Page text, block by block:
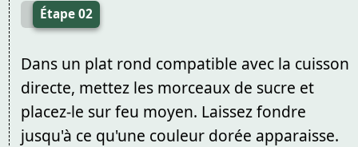
Étape 02
Dans un plat rond compatible avec la cuisson
directe, mettez les morceaux de sucre et
placez-le sur feu moyen. Laissez fondre
jusqu'à ce qu'une couleur dorée apparaisse.